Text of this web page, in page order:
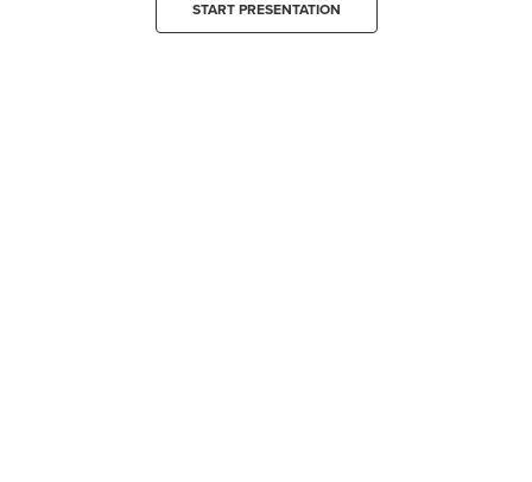
START PRESENTATION